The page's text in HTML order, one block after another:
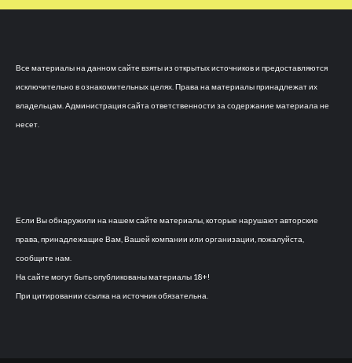
Все материалы на данном сайте взяты из открытых источников и предоставляются
исключительно в ознакомительных целях. Права на материалы принадлежат их
владельцам. Администрация сайта ответственности за содержание материала не
несет.
Если Вы обнаружили на нашем сайте материалы, которые нарушают авторские
права, принадлежащие Вам, Вашей компании или организации, пожалуйста,
сообщите нам.
На сайте могут быть опубликованы материалы 18+!
При цитировании ссылка на источник обязательна.